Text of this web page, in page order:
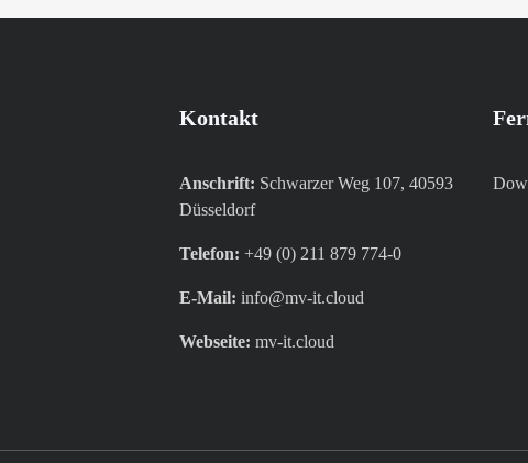
Kontakt
Anschrift: Schwarzer Weg 107, 40593
Düsseldorf
Telefon: +49 (0) 211 879 774-0
E-Mail: info@mv-it.cloud
Webseite: mv-it.cloud